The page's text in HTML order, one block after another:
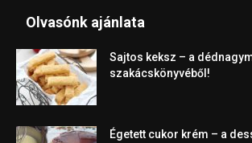
Olvasónk ajánlata
Sajtos keksz – a
szakácskönyvéből!
Égetett cukor krém – a